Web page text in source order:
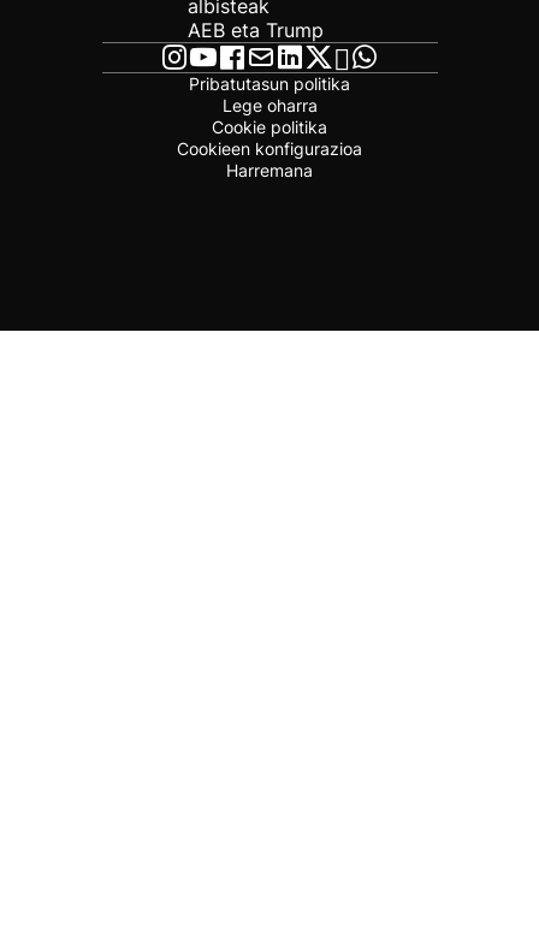
albisteak
AEB eta Trump
Pribatutasun politika
Lege oharra
Cookie politika
Cookieen konfigurazioa
Harremana